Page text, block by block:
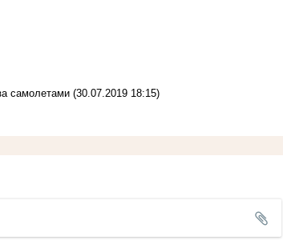
самолетами (30.07.2019 18:15)